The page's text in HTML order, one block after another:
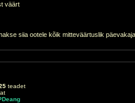
väärt
siia ootele kõik mitteväärtuslik
teadet